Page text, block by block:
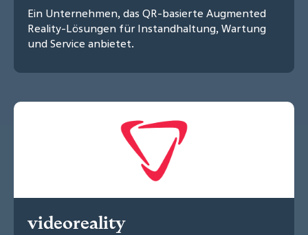
Ein Unternehmen, das QR-basierte Augmented
Reality-Lösungen für Instandhaltung, Wartung
und Service anbietet.
videoreality